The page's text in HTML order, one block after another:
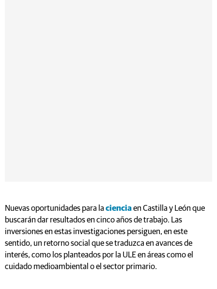
Nuevas oportunidades para la cienciaen Castilla y León que
buscarán dar resultados en cinco años de trabajo. Las
inversiones en estas investigaciones persiguen, en este
sentido, un retorno social que se traduzca en avances de
interés, como los planteados por la ULE en áreas como el
cuidado medioambiental o el sector primario.